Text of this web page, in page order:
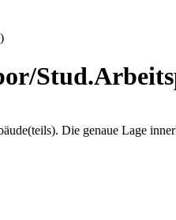
Die genaue Lage